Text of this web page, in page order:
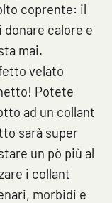
coprente: il
donare calore e
mai.
velato
Potete
ad un collant
sarà super
un pò più al
i collant
morbidi e